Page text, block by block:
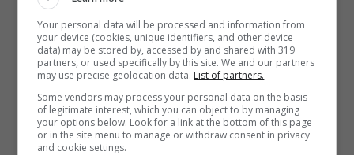
Bonus Scommesse + 100% fino a 2000€ in Bonus
Sport
2050€
VERIFICA
Your personal data will be processed and information from
your device (cookies, unique identifiers, and other device
data) may be stored by, accessed by and shared with 319
partners, or used specifically by this site. We and our partners
may use precise geolocation data. List of partners.
Some vendors may process your personal data on the basis
of legitimate interest, which you can object to by managing
your options below. Look for a link at the bottom of this page
or in the site menu to manage or withdraw consent in privacy
and cookie settings.